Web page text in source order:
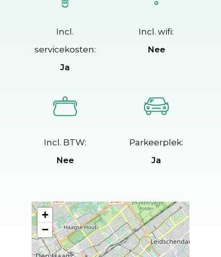
Incl.
servicekosten:
Ja
Incl. wifi:
Nee
Incl. BTW:
Nee
Parkeerplek:
Ja
+
−